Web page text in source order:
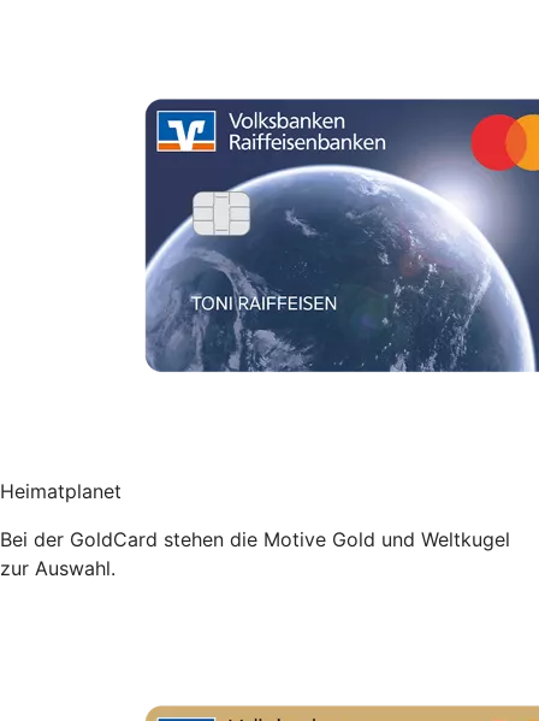
Heimatplanet
Bei der GoldCard stehen die Motive Gold und Weltkugel
zur Auswahl.